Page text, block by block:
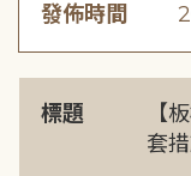
發佈時間
標題
【
套